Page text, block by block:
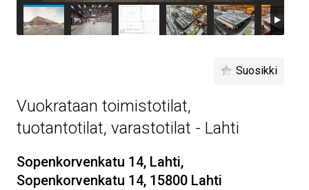
Suosikki
Vuokrataan toimistotilat,
tuotantotilat, varastotilat - Lahti
Sopenkorvenkatu 14, Lahti,
Sopenkorvenkatu 14, 15800 Lahti